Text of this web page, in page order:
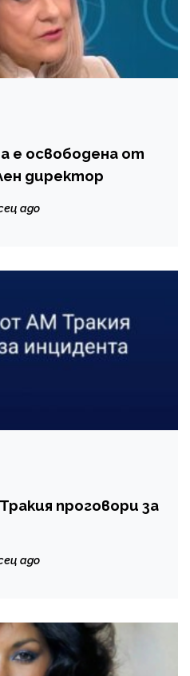
е освободена от
директор
ago
проговори за
ago